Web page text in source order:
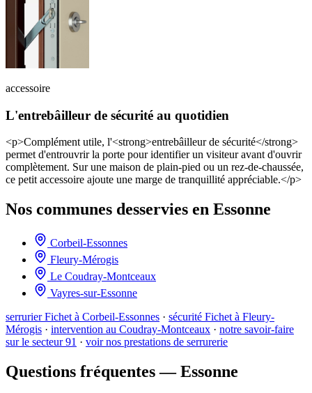
accessoire
L'entrebâilleur de sécurité au quotidien
<p>Complément utile, l'<strong>entrebâilleur de sécurité</strong>
permet d'entrouvrir la porte pour identifier un visiteur avant d'ouvrir
complètement. Sur une maison de plain-pied ou un rez-de-chaussée,
ce petit accessoire ajoute une marge de tranquillité appréciable.</p>
Nos communes desservies en Essonne
Corbeil-Essonnes
Fleury-Mérogis
Le Coudray-Montceaux
Vayres-sur-Essonne
serrurier Fichet à Corbeil-Essonnes · sécurité Fichet à Fleury-
Mérogis · intervention au Coudray-Montceaux · notre savoir-faire
sur le secteur 91 · voir nos prestations de serrurerie
Questions fréquentes — Essonne